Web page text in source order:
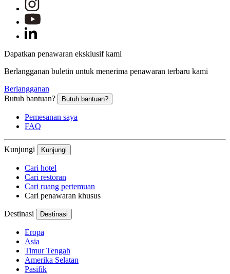
Dapatkan penawaran eksklusif kami
Berlangganan buletin untuk menerima penawaran terbaru kami
Berlangganan
Butuh bantuan?
Butuh bantuan?
Pemesanan saya
FAQ
Kunjungi Kunjungi
Cari hotel
Cari restoran
Cari ruang pertemuan
Cari penawaran khusus
Destinasi Destinasi
Eropa
Asia
Timur Tengah
Amerika Selatan
Pasifik